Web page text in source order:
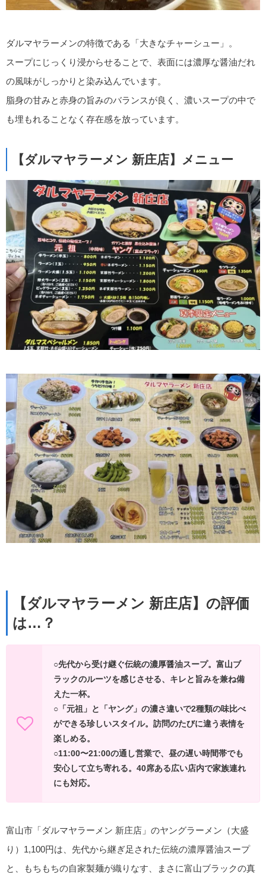
ダルマヤラーメンの特徴である「大きなチャーシュー」。
スープにじっくり浸からせることで、表面には濃厚な醤油だれ
の風味がしっかりと染み込んでいます。
脂身の甘みと赤身の旨みのバランスが良く、濃いスープの中で
も埋もれることなく存在感を放っています。
【ダルマヤラーメン 新庄店】メニュー
【ダルマヤラーメン 新庄店】の評価
は…？
○先代から受け継ぐ伝統の濃厚醤油スープ。富山ブ
ラックのルーツを感じさせる、キレと旨みを兼ね備
えた一杯。
○「元祖」と「ヤング」の濃さ違いで2種類の味比べ
ができる珍しいスタイル。訪問のたびに違う表情を
楽しめる。
○11:00〜21:00の通し営業で、昼の遅い時間帯でも
安心して立ち寄れる。40席ある広い店内で家族連れ
にも対応。
富山市「ダルマヤラーメン 新庄店」のヤングラーメン（大盛
り）1,100円は、先代から継ぎ足された伝統の濃厚醤油スープ
と、もちもちの自家製麺が織りなす、まさに富山ブラックの真